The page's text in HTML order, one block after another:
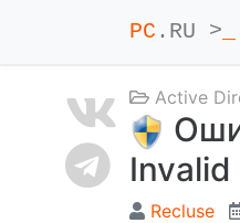
PC .RU >
Active
Recluse